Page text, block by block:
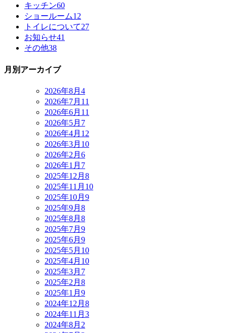
キッチン60
ショールーム12
トイレについて27
お知らせ41
その他38
月別アーカイブ
2026年8月 4
2026年7月 11
2026年6月 11
2026年5月 7
2026年4月 12
2026年3月 10
2026年2月 6
2026年1月 7
2025年12月 8
2025年11月 10
2025年10月 9
2025年9月 8
2025年8月 8
2025年7月 9
2025年6月 9
2025年5月 10
2025年4月 10
2025年3月 7
2025年2月 8
2025年1月 9
2024年12月 8
2024年11月 3
2024年8月 2